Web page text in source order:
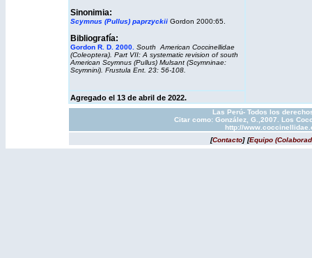
Sinonimia:
Scymnus (Pullus) paprzyckii Gordon 2000:65.
Bibliografía:
Gordon R. D. 2000. South American Coccinellidae
(Coleoptera). Part VII: A systematic revision of south
American Scymnus (Pullus) Mulsant (Scymninae:
Scymnini). Frustula Ent. 23: 56-108.
Agregadoel 13 de abril de 2022.
Las Perú- Todos los
Citar como: González, G.,2007. Los
http://
[Contacto] [Equipo